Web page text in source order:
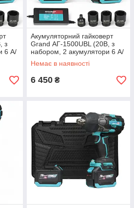
з
6 А/
Акумуляторний гайковерт
Grand АГ-1500UBL (20В, з
набором, 2 акумулятори 6 А/
год. КЕЙС, ЧЕХІЯ)
Немає в наявності
6 450 ₴